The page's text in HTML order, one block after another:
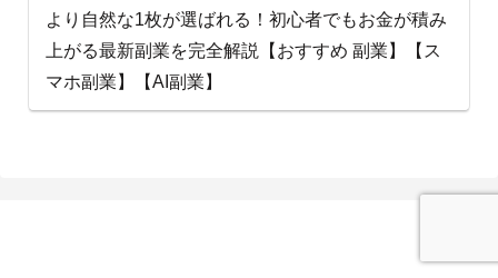
より自然な1枚が選ばれる！初心者でもお金が積み
上がる最新副業を完全解説【おすすめ 副業】【ス
マホ副業】【AI副業】